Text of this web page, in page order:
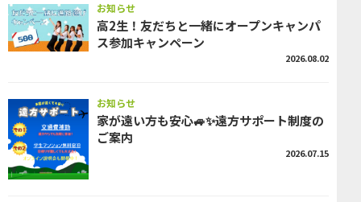
お知らせ
高2生！友だちと一緒にオープンキャンパ
ス参加キャンペーン
2026.08.02
お知らせ
家が遠い方も安心🚙✨遠方サポート制度の
ご案内
2026.07.15